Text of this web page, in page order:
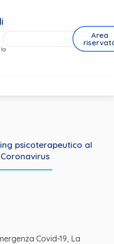
Area
psicoterapeutico al
Covid-19, La